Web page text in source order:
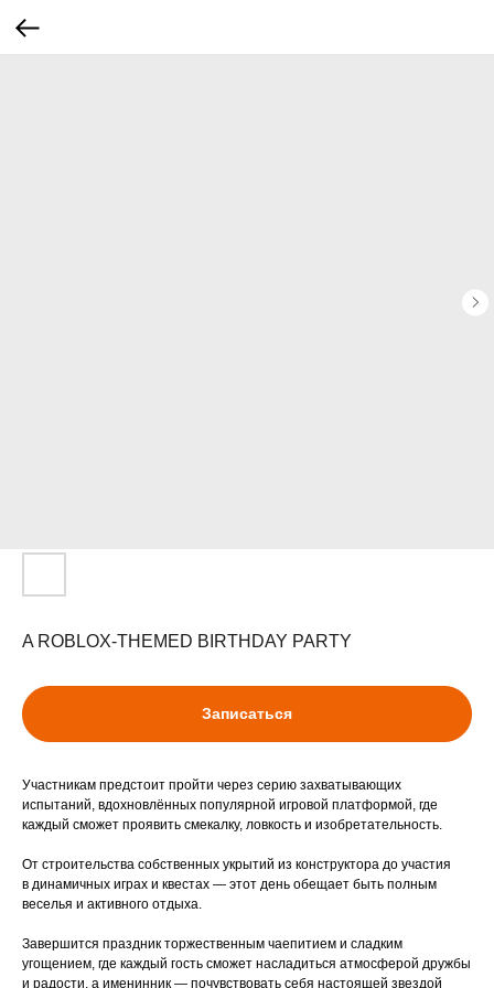
A ROBLOX-THEMED BIRTHDAY PARTY
Записаться
Участникам предстоит пройти через серию захватывающих
испытаний, вдохновлённых популярной игровой платформой, где
каждый сможет проявить смекалку, ловкость и изобретательность.
От строительства собственных укрытий из конструктора до участия
в динамичных играх и квестах — этот день обещает быть полным
веселья и активного отдыха.
Завершится праздник торжественным чаепитием и сладким
угощением, где каждый гость сможет насладиться атмосферой дружбы
и радости, а именинник — почувствовать себя настоящей звездой